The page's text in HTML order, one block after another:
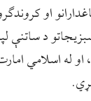
او
د ساتنې
او له اسلامي